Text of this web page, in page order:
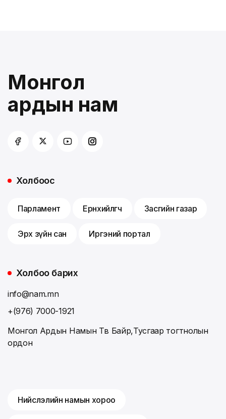
Монгол
ардын нам
Холбоос
Парламент Ерөнхийлөгч Засгийн газар
Эрх зүйн сан Иргэний портал
Холбоо барих
info@nam.mn
+(976) 7000-1921
Монгол Ардын Намын Төв Байр,Тусгаар тогтнолын
ордон
Нийслэлийн намын хороо